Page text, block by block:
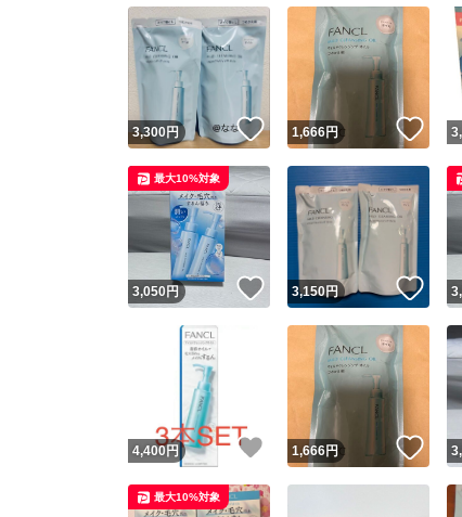
安心
取引
スピ
※こ
3,300円 いいね！
1,666円 い
3,050円 いいね！
最大10%対象
3,150円 い
4,400 円 いいね！
1,666円 い
最大10%対象